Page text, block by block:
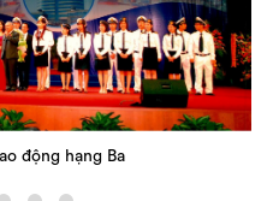
động hạng Ba